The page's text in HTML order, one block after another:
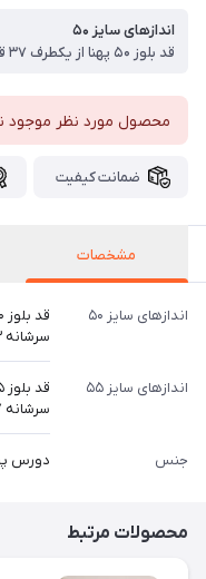
اندازهای سایز ۵۰
محصول مورد نظر موجود
ضمانت کیفیت
مشخصات
اندازهای سایز ۵۰
سرشانه ۴۳
اندازهای سایز ۵۵
سرشانه ۴۷
جنس دورس
محصولات مرتبط